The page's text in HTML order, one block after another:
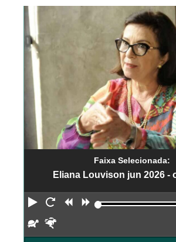
Faixa Selecionada:
Eliana Louvison jun 2026 -
Reproduzir
Reiniciar
Retroceder
Avançar
Devagar